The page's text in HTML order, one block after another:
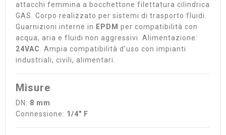
attacchi femmina a bocchettone filettatura cilindrica
GAS. Corpo realizzato per sistemi di trasporto fluidi.
Guarnizioni interne in EPDM per compatibilità con
acqua, aria e fluidi non aggressivi. Alimentazione:
24VAC
. Ampia compatibilità d’uso con impianti
industriali, civili, alimentari.
Misure
DN: 8 mm
Connessione: 1/4" F